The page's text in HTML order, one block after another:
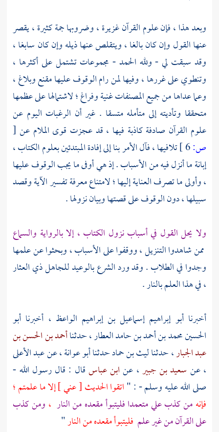
وبعد هذا ، فإن علوم القرآن غزيرة ، وضروبها جمة كثيرة ، يقصر
عنها القول وإن كان بالغا ، ويتقلص عنها ذيله وإن كان سابغا ،
وقد سبقت لي - ولله الحمد - مجموعات تشتمل على أكثرها ،
وتنطوي على غررها ، وفيها لمن رام الوقوف عليها مقنع وبلاغ ،
وعما عداها من جميع المصنفات غنية وفراغ ؛ لاشتمالها على عظمها
متحققا وتأديته إلى متأمله متسقا . غير أن الرغبات اليوم عن
علوم القرآن صادفة كاذبة فيها ، قد عجزت قوى الملام عن [
ص:
تلافيها ، فآل الأمر بنا إلى إفادة المبتدئين بعلوم الكتاب ،
إبانة ما أنزل فيه من الأسباب . إذ هي أوفى ما يجب الوقوف عليها
، وأولى ما تصرف العناية إليها ؛ لامتناع معرفة تفسير الآية وقصد
سبيلها ، دون الوقوف على قصتها وبيان نزولها .
ولا يحل القول في أسباب نزول الكتاب ، إلا بالرواية والسماع
ممن شاهدوا التنزيل ، ووقفوا على الأسباب ، وبحثوا عن علمها
وجدوا في الطلاب . وقد ورد الشرع بالوعيد للجاهل ذي العثار
، في هذا العلم بالنار .
أخبرناأبو إبراهيم إسماعيل بن إبراهيم الواعظ ، أخبرنا أبو
الحسين محمد بن أحمد بن حامد العطار، حدثناأحمد بن الحسن بن
عبد الجبار، حدثناليث بن حمادحدثناأبو عوانة، عنعبد الأعلى
، عن سعيد بن جبير، عنابن عباسقال : قال رسول الله -
صلى الله عليه وسلم - : "اتقوا الحديث [ عني ] إلا ما علمتم ؛
فإنهمن كذب علي متعمدا فليتبوأ مقعده من النار ، ومن كذب
على القرآن من غير علم فليتبوأ مقعده من النار"